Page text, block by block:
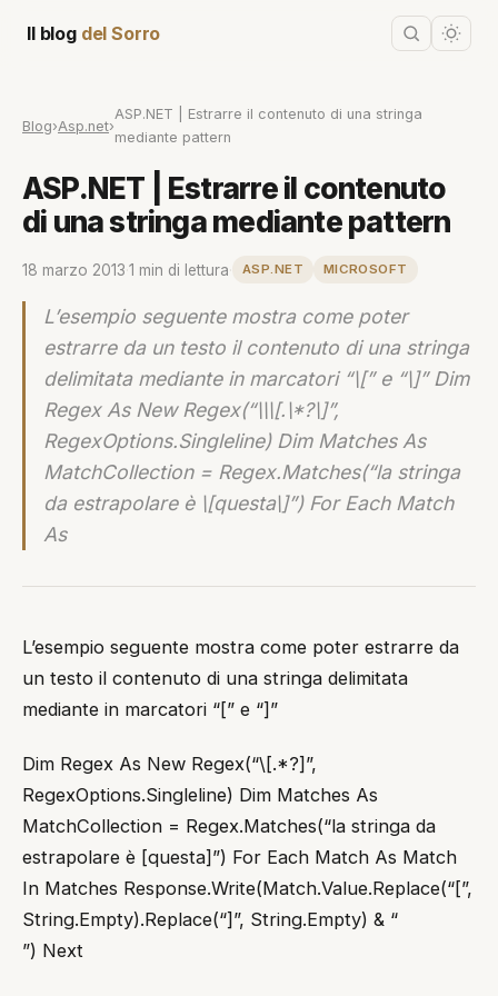
Il blog del Sorro
Blog›Asp.net›
ASP.NET | Estrarre il contenuto di una stringa
mediante pattern
ASP.NET | Estrarre il contenuto
di una stringa mediante pattern
18 marzo 2013 1 min di lettura ASP.NET MICROSOFT
L’esempio seguente mostra come poter
estrarre da un testo il contenuto di una stringa
delimitata mediante in marcatori “\[” e “\]” Dim
Regex As New Regex(“\\\[.\*?\]”,
RegexOptions.Singleline) Dim Matches As
MatchCollection = Regex.Matches(“la stringa
da estrapolare è \[questa\]”) For Each Match
As
L’esempio seguente mostra come poter estrarre da
un testo il contenuto di una stringa delimitata
mediante in marcatori “[” e “]”
Dim Regex As New Regex(“\[.*?]”,
RegexOptions.Singleline) Dim Matches As
MatchCollection = Regex.Matches(“la stringa da
estrapolare è [questa]”) For Each Match As Match
In Matches Response.Write(Match.Value.Replace(“[”,
String.Empty).Replace(“]”, String.Empty) & “
”) Next